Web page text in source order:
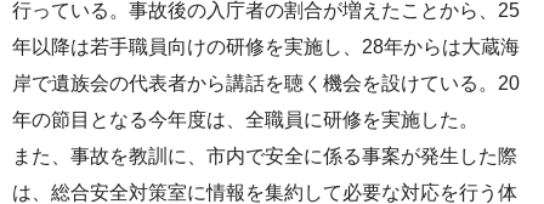
行っている。事故後の入庁者の割合が増えたことから、25
年以降は若手職員向けの研修を実施し、28年からは大蔵海
岸で遺族会の代表者から講話を聴く機会を設けている。20
年の節目となる今年度は、全職員に研修を実施した。
また、事故を教訓に、市内で安全に係る事案が発生した際
は、総合安全対策室に情報を集約して必要な対応を行う体